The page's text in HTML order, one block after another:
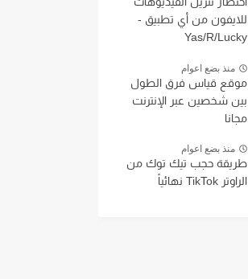
للايفون من أي تطبيق -
Yas/R/Lucky
منذ بضع اعوام
موقع قياس فرق الطول
بين شخصين عبر الإنترنت
مجانا
منذ بضع اعوام
طريقة حجب تيك توك من
الراوتر TikTok نهائياً